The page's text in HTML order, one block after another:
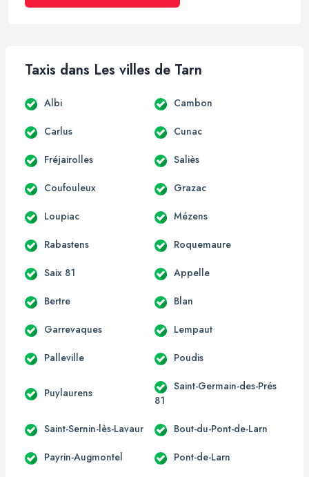
Taxis dans Les villes de Tarn
Albi Cambon
Carlus Cunac
Fréjairolles Saliès
Coufouleux Grazac
Loupiac Mézens
Rabastens Roquemaure
Saix 81 Appelle
Bertre Blan
Garrevaques Lempaut
Palleville Poudis
Puylaurens
Saint-Germain-des-Prés
81
Saint-Sernin-lès-Lavaur Bout-du-Pont-de-Larn
Payrin-Augmontel Pont-de-Larn